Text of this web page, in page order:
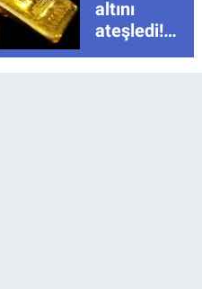
altını
ateşledi!
Tarım dışı